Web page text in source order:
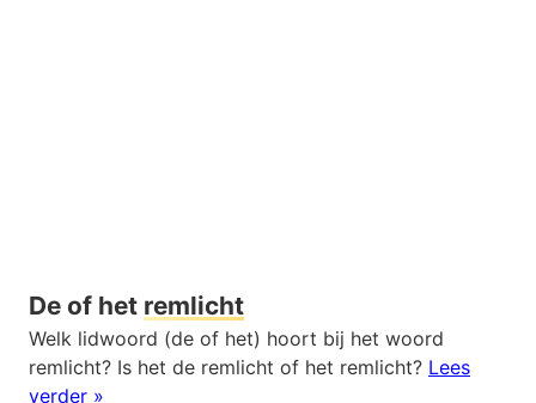
De of het remlicht
Welk lidwoord (de of het) hoort bij het woord
remlicht? Is het de remlicht of het remlicht? Lees
verder »